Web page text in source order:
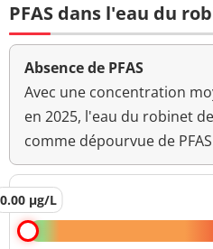
PFAS dans l'eau du
Absence de PFAS
Avec une concentration
en 2025, l'eau du robinet
comme dépourvue de
0.00 µg/L